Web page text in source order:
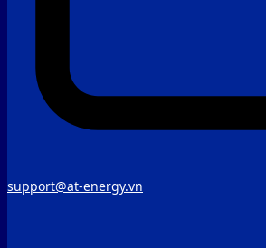
support@at-energy.vn